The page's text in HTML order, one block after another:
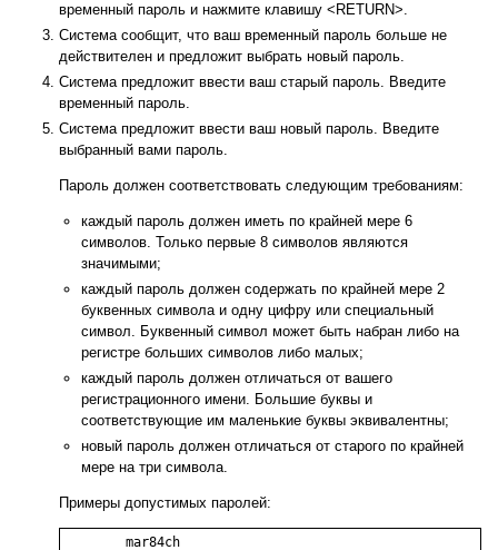
временный пароль и нажмите клавишу <RETURN>.
Система сообщит, что ваш временный пароль больше не
действителен и предложит выбрать новый пароль.
Система предложит ввести ваш старый пароль. Введите
временный пароль.
Система предложит ввести ваш новый пароль. Введите
выбранный вами пароль.
Пароль должен соответствовать следующим требованиям:
каждый пароль должен иметь по крайней мере 6
символов. Только первые 8 символов являются
значимыми;
каждый пароль должен содержать по крайней мере 2
буквенных символа и одну цифру или специальный
символ. Буквенный символ может быть набран либо на
регистре больших символов либо малых;
каждый пароль должен отличаться от вашего
регистрационного имени. Большие буквы и
соответствующие им маленькие буквы эквивалентны;
новый пароль должен отличаться от старого по крайней
мере на три символа.
Примеры допустимых паролей: